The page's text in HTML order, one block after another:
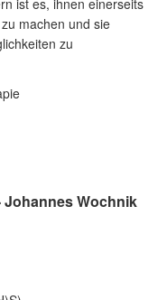
ist es, ihnen einerseits
machen und sie
zu
Johannes Wochnik